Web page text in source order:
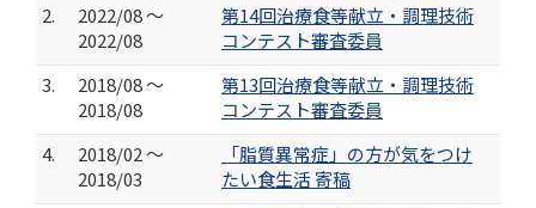
2.
2022/08 ～
2022/08
第14回治療食等献立・調理技術
コンテスト審査委員
3.
2018/08 ～
2018/08
第13回治療食等献立・調理技術
コンテスト審査委員
4.
2018/02 ～
2018/03
「脂質異常症」の方が気をつけ
たい食生活 寄稿